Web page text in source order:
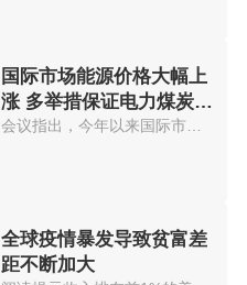
国际市场能源价格大幅上
涨 多举措保证电力煤炭等
供应
全球疫情暴发导致贫富差
距不断加大